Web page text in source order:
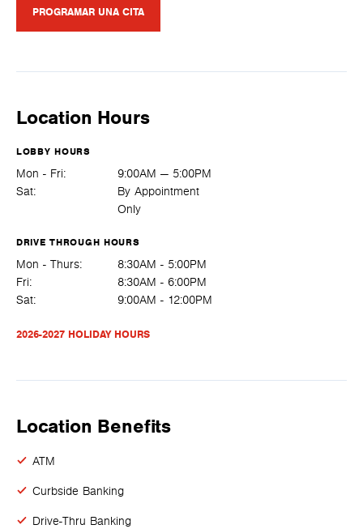
PROGRAMAR UNA CITA
Location Hours
LOBBY HOURS
Mon - Fri:
9:00AM — 5:00PM
Sat:
By Appointment
Only
DRIVE THROUGH HOURS
Mon - Thurs:
8:30AM - 5:00PM
Fri:
8:30AM - 6:00PM
Sat:
9:00AM - 12:00PM
2026-2027 HOLIDAY HOURS
Location Benefits
ATM
Curbside Banking
Drive-Thru Banking